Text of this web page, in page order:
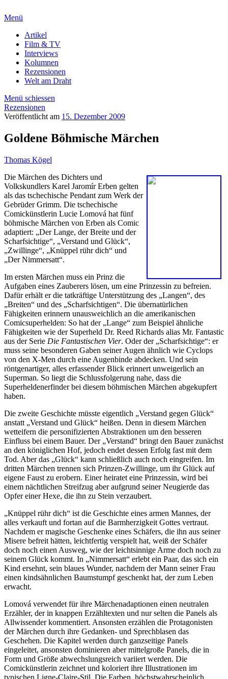
Menü
Artikel
Film & TV
Interviews
Kolumnen
Rezensionen
Welt am Draht
Menü schiessen
Rezensionen
Veröffentlicht am 15. Dezember 2009
Goldene Böhmische Märchen
Thomas Kögel
Die Märchen des Dichters und
Volkskundlers Karel Jaromír Erben gelten
als das tschechische Pendant zum Werk der
Gebrüder Grimm. Die tschechische
Comickünstlerin Lucie Lomová hat fünf
böhmische Märchen von Erben als Comic
adaptiert: „Der Lange, der Breite und der
Scharfsichtige“, „Verstand und Glück“,
„Zwillinge“, „Knüppel rühr dich“ und
„Der Nimmersatt“.
Im ersten Märchen muss ein Prinz die
Aufgaben eines Zauberers lösen, um eine Prinzessin zu befreien.
Dafür erhält er die tatkräftige Unterstützung des „Langen“, des
„Breiten“ und des „Scharfsichtigen“. Die übernatürlichen
Fähigkeiten erinnern unausweichlich an die amerikanischen
Comicsuperhelden: So hat der „Lange“ zum Beispiel ähnliche
Fähigkeiten wie der Superheld Dr. Reed Richards alias Mr. Fantastic
aus der Serie Die Fantastischen Vier. Oder der „Scharfsichtige“: er
muss seine besonderen Gaben seiner Augen ähnlich wie Cyclops
von den X-Men durch eine Augenbinde abdecken. Und sein
röntgenartiger, alles erfassender Blick erinnert unweigerlich an
Superman. So liegt die Schlussfolgerung nahe, dass die
Superheldenerfinder bei diesem böhmischen Märchen abgekupfert
haben.
Die zweite Geschichte müsste eigentlich „Verstand gegen Glück“
anstatt „Verstand und Glück“ heißen. Denn in diesem Märchen
wetteifern die personifizierten Abstraktionen um den besseren
Einfluss bei einem Bauer. Der „Verstand“ bringt den Bauer zunächst
an den königlichen Hof, jedoch endet dessen Erfolg fast mit dem
Tod. Aber das „Glück“ kann schließlich auch noch eingreifen. Im
dritten Märchen trennen sich Prinzen-Zwillinge, um ihr Glück auf
eigene Faust zu erobern. Einer heiratet eine Prinzessin, wird bei
einem nächtlichen Streifzug aber aufgrund seiner Neugierde das
Opfer einer Hexe, die ihn zu Stein verzaubert.
„Knüppel rühr dich“ ist die Geschichte eines armen Mannes, der
alles verkauft und fortan auf die Barmherzigkeit Gottes vertraut.
Nachdem er magische Geschenke eines Schäfers, die ihn aus seiner
Misere befreit hätten, leichtfertig verspielt hat, weiß der Schäfer
doch noch einen Ausweg, wie der leichtsinnige Arme doch noch zu
seinem Glück kommt. In „Nimmersatt“ erlebt ein Paar, das sich ein
Kind ersehnt, sein blaues Wunder, nachdem der Mann seiner Frau
einen kindsähnlichen Baumstumpf geschenkt hat, der zum Leben
erwacht.
Lomová verwendet für ihre Märchenadaptionen einen neutralen
Erzähler, der in knappen Erzähltexten und nur selten die Panels als
Allwissender kommentiert. Ansonsten erzählen die Protagonisten
der Märchen durch ihre Gedanken- und Sprechblasen das
Geschehen. Die Kapitel werden durch ganzseitige Panels
eingeleitet, ansonsten dominieren aber mittelgroße Panels, die in
Form und Größe abwechslungsreich variiert werden. Die
Comickünstlerin zeichnet und koloriert ihre Illustrationen im
typischen Ligne-Claire-Stil. Die Farben, höchstwahrscheinlich